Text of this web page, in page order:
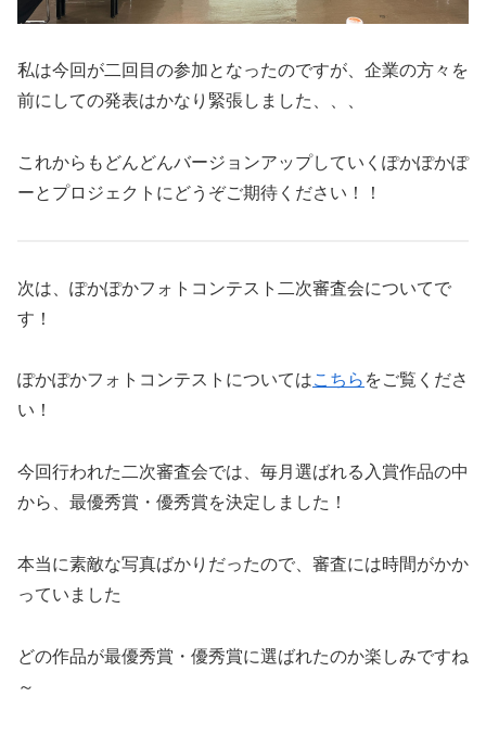
私は今回が二回目の参加となったのですが、企業の方々を
前にしての発表はかなり緊張しました、、、
これからもどんどんバージョンアップしていくぽかぽかぽ
ーとプロジェクトにどうぞご期待ください！！
次は、ぽかぽかフォトコンテスト二次審査会についてで
す！
ぽかぽかフォトコンテストについてはこちら をご覧くださ
い！
今回行われた二次審査会では、毎月選ばれる入賞作品の中
から、最優秀賞・優秀賞を決定しました！
本当に素敵な写真ばかりだったので、審査には時間がかか
っていました
どの作品が最優秀賞・優秀賞に選ばれたのか楽しみですね
～